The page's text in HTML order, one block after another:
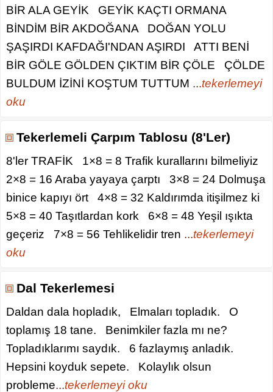
BİR ALA GEYİK GEYİK KAÇTI ORMANA
BİNDİM BİR AKDOĞANA DOĞAN YOLU
ŞAŞIRDI KAFDAĞI'NDAN AŞIRDI ATTI BENİ
BİR GÖLE GÖLDEN ÇIKTIM BİR ÇÖLE ÇÖLDE
BULDUM İZİNİ KOŞTUM TUTTUM ...tekerlemeyi
oku
Tekerlemeli Çarpım Tablosu (8'Ler)
8'ler TRAFİK 1×8 = 8 Trafik kurallarını bilmeliyiz
2×8 = 16 Araba yayaya çarptı 3×8 = 24 Dolmuşa
binice kapıyı ört 4×8 = 32 Kaldırımda itişilmez ki
5×8 = 40 Taşıtlardan kork 6×8 = 48 Yeşil ışıkta
geçeriz 7×8 = 56 Tehlikelidir tren ...tekerlemeyi
oku
Dal Tekerlemesi
Daldan dala hopladık, Elmaları topladık. O
toplamış 18 tane. Benimkiler fazla mı ne?
Topladıklarımı saydık. 6 fazlaymış anladık.
Hepsini koyduk sepete. Kolaylık olsun
probleme...tekerlemeyi oku